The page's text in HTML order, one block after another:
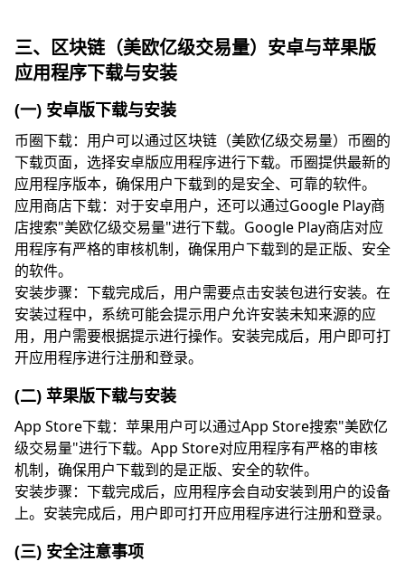
三、区块链（美欧亿级交易量）安卓与苹果版
应用程序下载与安装
(一) 安卓版下载与安装
币圈下载：用户可以通过区块链（美欧亿级交易量）币圈的
下载页面，选择安卓版应用程序进行下载。币圈提供最新的
应用程序版本，确保用户下载到的是安全、可靠的软件。
应用商店下载：对于安卓用户，还可以通过Google Play商
店搜索"美欧亿级交易量"进行下载。Google Play商店对应
用程序有严格的审核机制，确保用户下载到的是正版、安全
的软件。
安装步骤：下载完成后，用户需要点击安装包进行安装。在
安装过程中，系统可能会提示用户允许安装未知来源的应
用，用户需要根据提示进行操作。安装完成后，用户即可打
开应用程序进行注册和登录。
(二) 苹果版下载与安装
App Store下载：苹果用户可以通过App Store搜索"美欧亿
级交易量"进行下载。App Store对应用程序有严格的审核
机制，确保用户下载到的是正版、安全的软件。
安装步骤：下载完成后，应用程序会自动安装到用户的设备
上。安装完成后，用户即可打开应用程序进行注册和登录。
(三) 安全注意事项